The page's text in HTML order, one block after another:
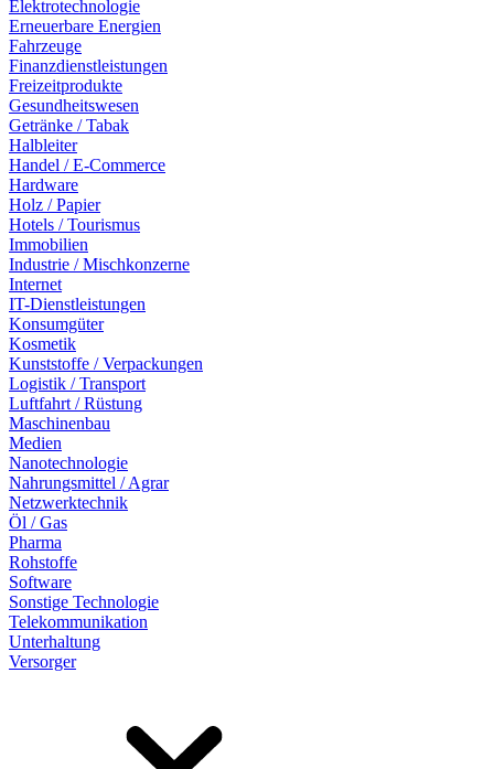
Elektrotechnologie
Erneuerbare Energien
Fahrzeuge
Finanzdienstleistungen
Freizeitprodukte
Gesundheitswesen
Getränke / Tabak
Halbleiter
Handel / E-Commerce
Hardware
Holz / Papier
Hotels / Tourismus
Immobilien
Industrie / Mischkonzerne
Internet
IT-Dienstleistungen
Konsumgüter
Kosmetik
Kunststoffe / Verpackungen
Logistik / Transport
Luftfahrt / Rüstung
Maschinenbau
Medien
Nanotechnologie
Nahrungsmittel / Agrar
Netzwerktechnik
Öl / Gas
Pharma
Rohstoffe
Software
Sonstige Technologie
Telekommunikation
Unterhaltung
Versorger